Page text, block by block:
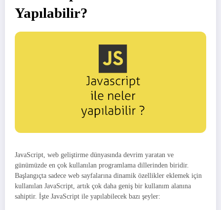
Yapılabilir?
JavaScript, web geliştirme dünyasında devrim yaratan ve
günümüzde en çok kullanılan programlama dillerinden biridir.
Başlangıçta sadece web sayfalarına dinamik özellikler eklemek için
kullanılan JavaScript, artık çok daha geniş bir kullanım alanına
sahiptir. İşte JavaScript ile yapılabilecek bazı şeyler: